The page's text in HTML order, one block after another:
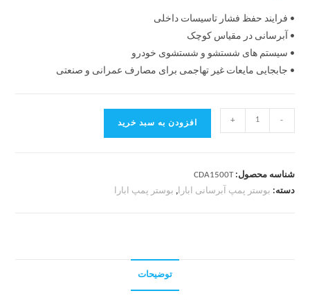
• فرایند حفظ فشار تاسیسات داخلی
• آبرسانی در مقیاس کوچک
• سیستم های شستشو و شستشوی خودرو
• جابجایی مایعات غیر تهاجمی برای مصارف عمرانی و صنعتی
-
+ افزودن به سبد خرید
شناسه محصول:CDA1500T
دسته: بوستر پمپ آبرسانی ابارا, بوستر پمپ ابارا
توضیحات